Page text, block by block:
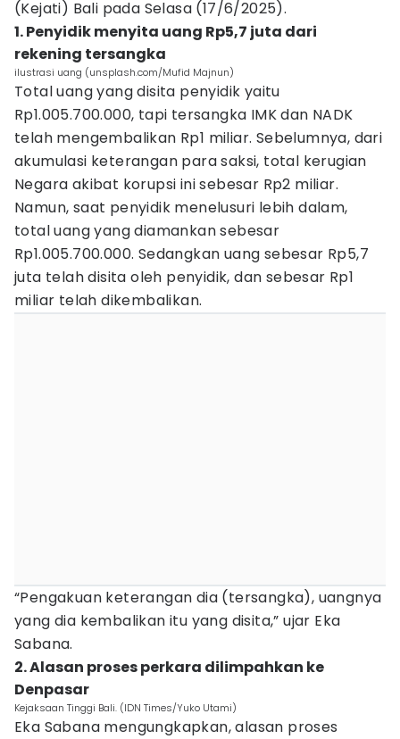
(Kejati) Bali pada Selasa (17/6/2025).
1. Penyidik menyita uang Rp5,7 juta dari
rekening tersangka
ilustrasi uang (unsplash.com/Mufid Majnun)
Total uang yang disita penyidik yaitu
Rp1.005.700.000, tapi tersangka IMK dan NADK
telah mengembalikan Rp1 miliar. Sebelumnya, dari
akumulasi keterangan para saksi, total kerugian
Negara akibat korupsi ini sebesar Rp2 miliar.
Namun, saat penyidik menelusuri lebih dalam,
total uang yang diamankan sebesar
Rp1.005.700.000. Sedangkan uang sebesar Rp5,7
juta telah disita oleh penyidik, dan sebesar Rp1
miliar telah dikembalikan.
“Pengakuan keterangan dia (tersangka), uangnya
yang dia kembalikan itu yang disita,” ujar Eka
Sabana.
2. Alasan proses perkara dilimpahkan ke
Denpasar
Kejaksaan Tinggi Bali. (IDN Times/Yuko Utami)
Eka Sabana mengungkapkan, alasan proses